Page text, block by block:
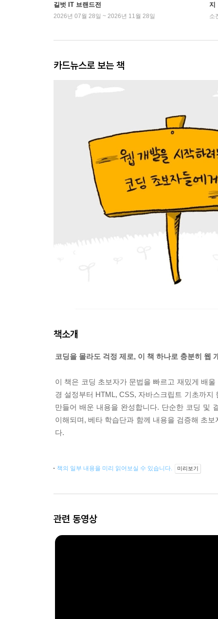
길벗 IT 브랜드전
2026년 07월 28일 ~ 2026년 11월 28일
지
소
카드뉴스로 보는 책
책소개
코딩을 몰라도 걱정 제로, 이 책 하나로 충분히 웹
이 책은 코딩 초보자가 문법을 빠르고 재밌게 배
경 설정부터 HTML, CSS, 자바스크립트 기초까
만들어 배운 내용을 완성합니다. 단순한 코딩 및
이해되며, 베타 학습단과 함께 내용을 검증해 초
다.
책의 일부 내용을 미리 읽어보실 수 있습니다. 미리보기
관련 동영상